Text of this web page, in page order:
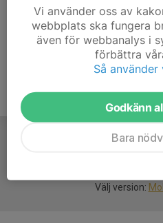
Välj version:
Vi använder oss av
webbplats ska fungera
även för webbanalys i
förbättra
Så
Godkänn
Bara